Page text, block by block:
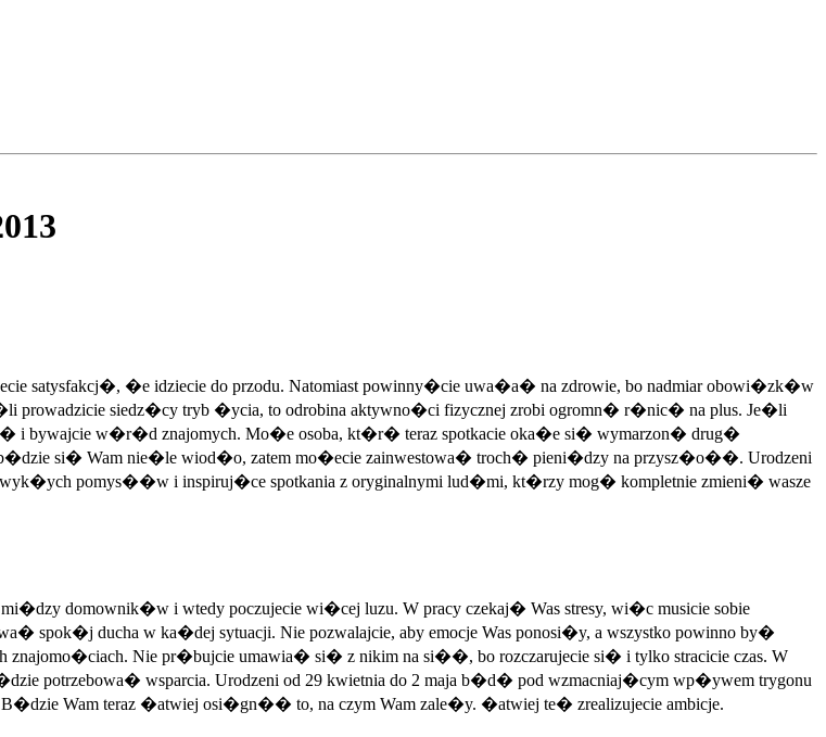
satysfakcj�, �e idziecie do przodu. Natomiast powinny�cie uwa�a� na zdrowie, bo nadmiar obowi�zk�w
prowadzicie siedz�cy tryb �ycia, to odrobina aktywno�ci fizycznej zrobi ogromn� r�nic� na plus. Je�li
i bywajcie w�r�d znajomych. Mo�e osoba, kt�r� teraz spotkacie oka�e si� wymarzon� drug�
si� Wam nie�le wiod�o, zatem mo�ecie zainwestowa� troch� pieni�dzy na przysz�o��. Urodzeni
pomys��w i inspiruj�ce spotkania z oryginalnymi lud�mi, kt�rzy mog� kompletnie zmieni� wasze
domownik�w i wtedy poczujecie wi�cej luzu. W pracy czekaj� Was stresy, wi�c musicie sobie
spok�j ducha w ka�dej sytuacji. Nie pozwalajcie, aby emocje Was ponosi�y, a wszystko powinno by�
znajomo�ciach. Nie pr�bujcie umawia� si� z nikim na si��, bo rozczarujecie si� i tylko stracicie czas. W
potrzebowa� wsparcia. Urodzeni od 29 kwietnia do 2 maja b�d� pod wzmacniaj�cym wp�ywem trygonu
Wam teraz �atwiej osi�gn�� to, na czym Wam zale�y. �atwiej te� zrealizujecie ambicje.